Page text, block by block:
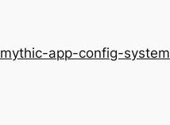
mythic-app-config-system